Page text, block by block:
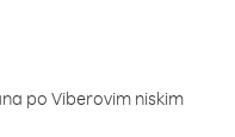
po Viberovim niskim